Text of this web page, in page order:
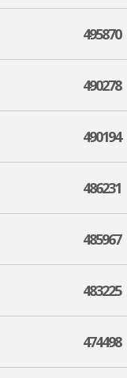
495870
490278
490194
486231
485967
483225
474498